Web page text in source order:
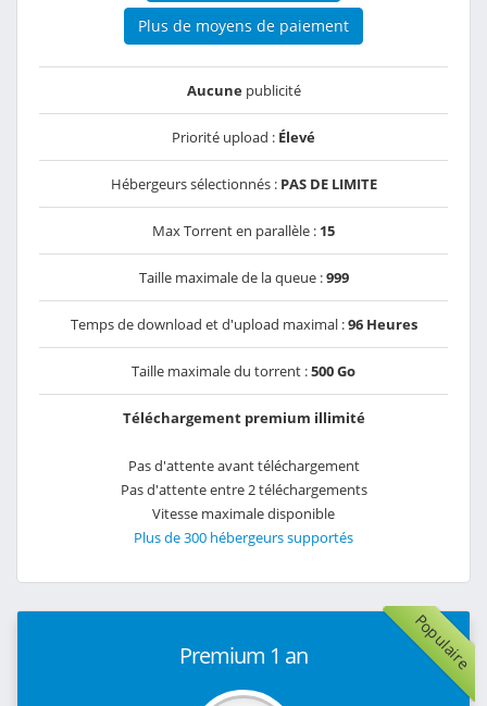
Plus de moyens de paiement
Aucunepublicité
Priorité upload : Élevé
Hébergeurs sélectionnés : PAS DE LIMITE
Max Torrent en parallèle : 15
Taille maximale de la queue :999
Temps de download et d'upload maximal :96 Heures
Taille maximale du torrent :500 Go
Téléchargement premium illimité
Pas d'attente avant téléchargement
Pas d'attente entre 2 téléchargements
Vitesse maximale disponible
Plus de 300 hébergeurs supportés
Populaire
Premium 1 an